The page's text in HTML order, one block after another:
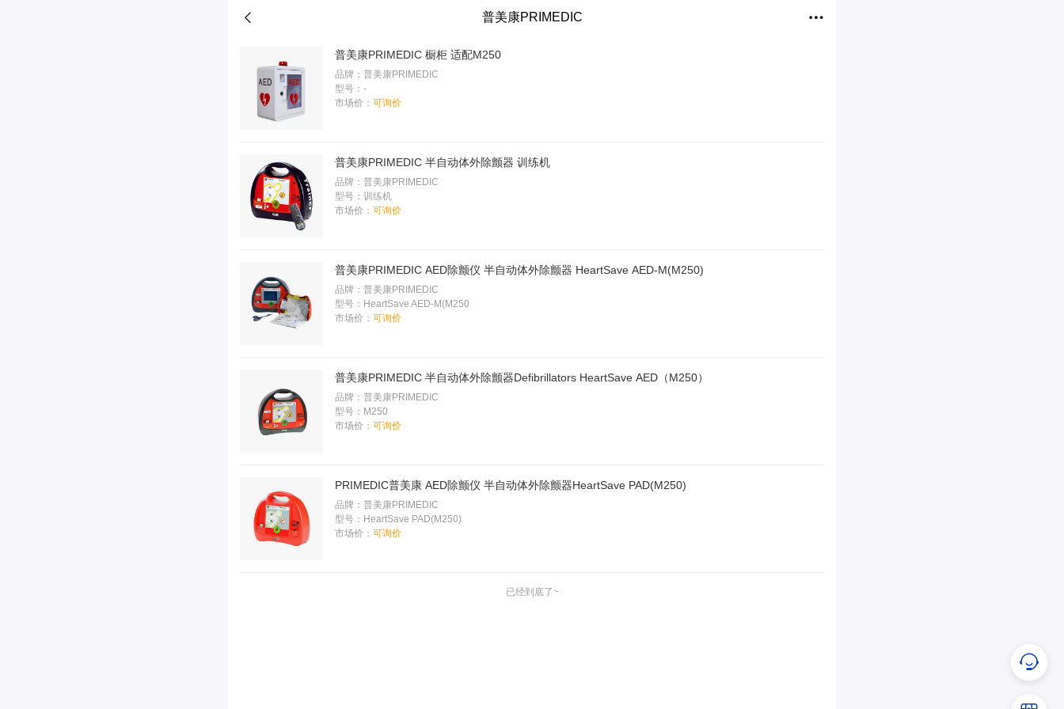
普美康PRIMEDIC
普美康PRIMEDIC 橱柜 适配M250
品牌：普美康PRIMEDIC
型号：-
市场价： 可询价
普美康PRIMEDIC 半自动体外除颤器 训练机
品牌：普美康PRIMEDIC
型号：训练机
市场价： 可询价
普美康PRIMEDIC AED除颤仪 半自动体外除颤器 HeartSave AED-M(M250)
品牌：普美康PRIMEDIC
型号：HeartSave AED-M(M250
市场价： 可询价
普美康PRIMEDIC 半自动体外除颤器Defibrillators HeartSave AED（M250）
品牌：普美康PRIMEDIC
型号：M250
市场价： 可询价
PRIMEDIC普美康 AED除颤仪 半自动体外除颤器HeartSave PAD(M250)
品牌：普美康PRIMEDIC
型号：HeartSave PAD(M250)
市场价： 可询价
已经到底了~